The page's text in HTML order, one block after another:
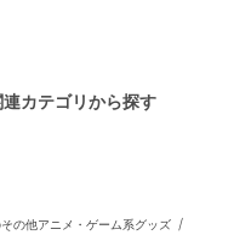
カテゴリから探す
の他アニメ・ゲーム系グッズ /